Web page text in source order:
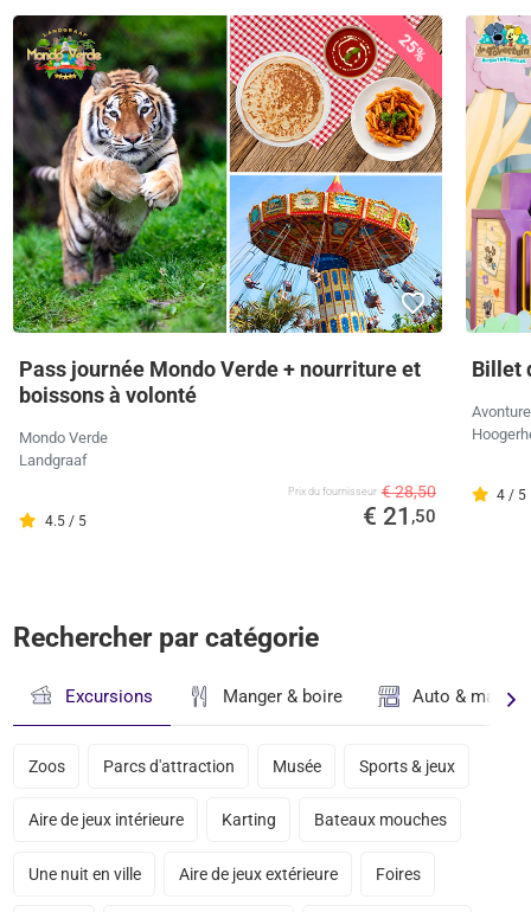
25%
Pass journée Mondo Verde + nourriture et
boissons à volonté
Mondo Verde
Landgraaf
4.5 / 5
Prix ​​du fournisseur € 28,50
€ 21 ,50
Billet
4 / 5
Rechercher par catégorie
Excursions Manger & boire Auto &
Zoos Parcs d'attraction Musée Sports & jeux
Aire de jeux intérieure Karting Bateaux mouches
Une nuit en ville Aire de jeux extérieure Foires